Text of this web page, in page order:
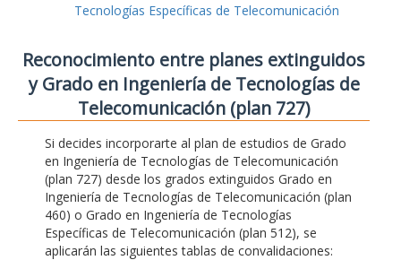
Tecnologías Específicas de Telecomunicación
Reconocimiento entre planes extinguidos
y Grado en Ingeniería de Tecnologías de
Telecomunicación (plan 727)
Si decides incorporarte al plan de estudios de Grado
en Ingeniería de Tecnologías de Telecomunicación
(plan 727) desde los grados extinguidos Grado en
Ingeniería de Tecnologías de Telecomunicación (plan
460) o Grado en Ingeniería de Tecnologías
Específicas de Telecomunicación (plan 512), se
aplicarán las siguientes tablas de convalidaciones: